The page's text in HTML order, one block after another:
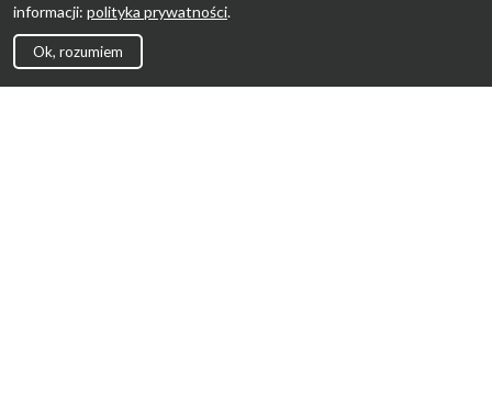
informacji: polityka prywatności.
Ok, rozumiem